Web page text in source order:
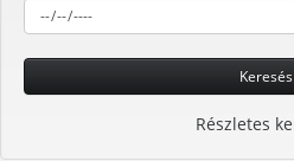
Keresés
Részletes